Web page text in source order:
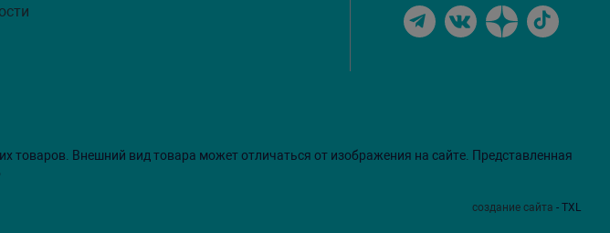
Внешний вид товара может отличаться от изображения на сайте. Представленная
создание сайта - TXL